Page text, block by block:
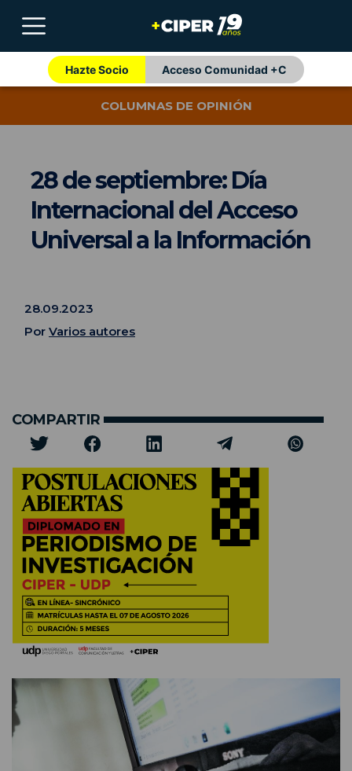
Hazte Socio Acceso Comunidad +C
COLUMNAS DE OPINIÓN
28 de septiembre: Día
Internacional del Acceso
Universal a la Información
28.09.2023
Por Varios autores
COMPARTIR